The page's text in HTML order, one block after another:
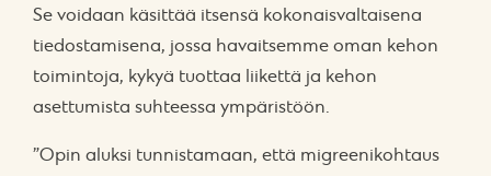
Se voidaan käsittää itsensä kokonaisvaltaisena
tiedostamisena, jossa havaitsemme oman kehon
toimintoja, kykyä tuottaa liikettä ja kehon
asettumista suhteessa ympäristöön.
”Opin aluksi tunnistamaan, että migreenikohtaus